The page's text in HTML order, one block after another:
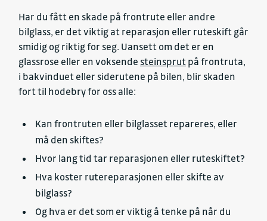
Har du fått en skade på frontrute eller andre
bilglass, er det viktig at reparasjon eller ruteskift går
smidig og riktig for seg. Uansett om det er en
glassrose eller en voksende steinsprut på frontruta,
i bakvinduet eller siderutene på bilen, blir skaden
fort til hodebry for oss alle:
Kan frontruten eller bilglasset repareres, eller
må den skiftes?
Hvor lang tid tar reparasjonen eller ruteskiftet?
Hva koster rutereparasjonen eller skifte av
bilglass?
Og hva er det som er viktig å tenke på når du